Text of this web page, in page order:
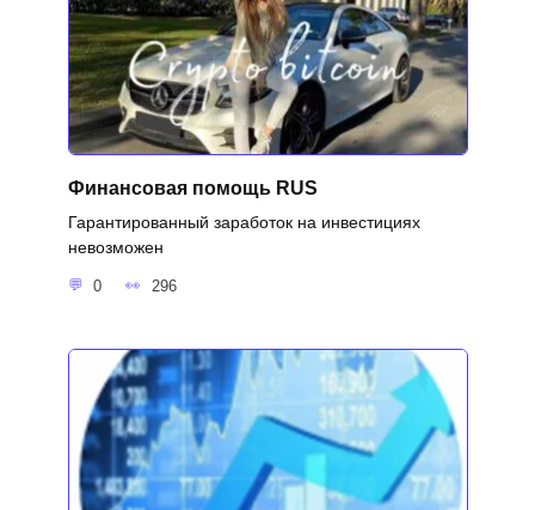
Финансовая помощь RUS
Гарантированный заработок на инвестициях
невозможен
0 296